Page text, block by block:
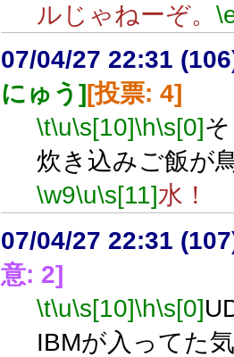
ルじゃねーぞ。
07/04/27 22:31
にゅう] [投票: 4]
\t\u\s[10]\h\s[0]
炊き込みご飯が
\w9\u\s[11]水！
07/04/27 22:31
意: 2]
\t\u\s[10]\h\s[0]
IBMが入ってた